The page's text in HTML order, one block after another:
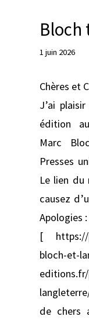
r
Bloch
1 juin 2026
Chères et
J’ai
édition
Marc
Presses
Le lien du
causez
Apologies
[ https://
bloch-
de chers